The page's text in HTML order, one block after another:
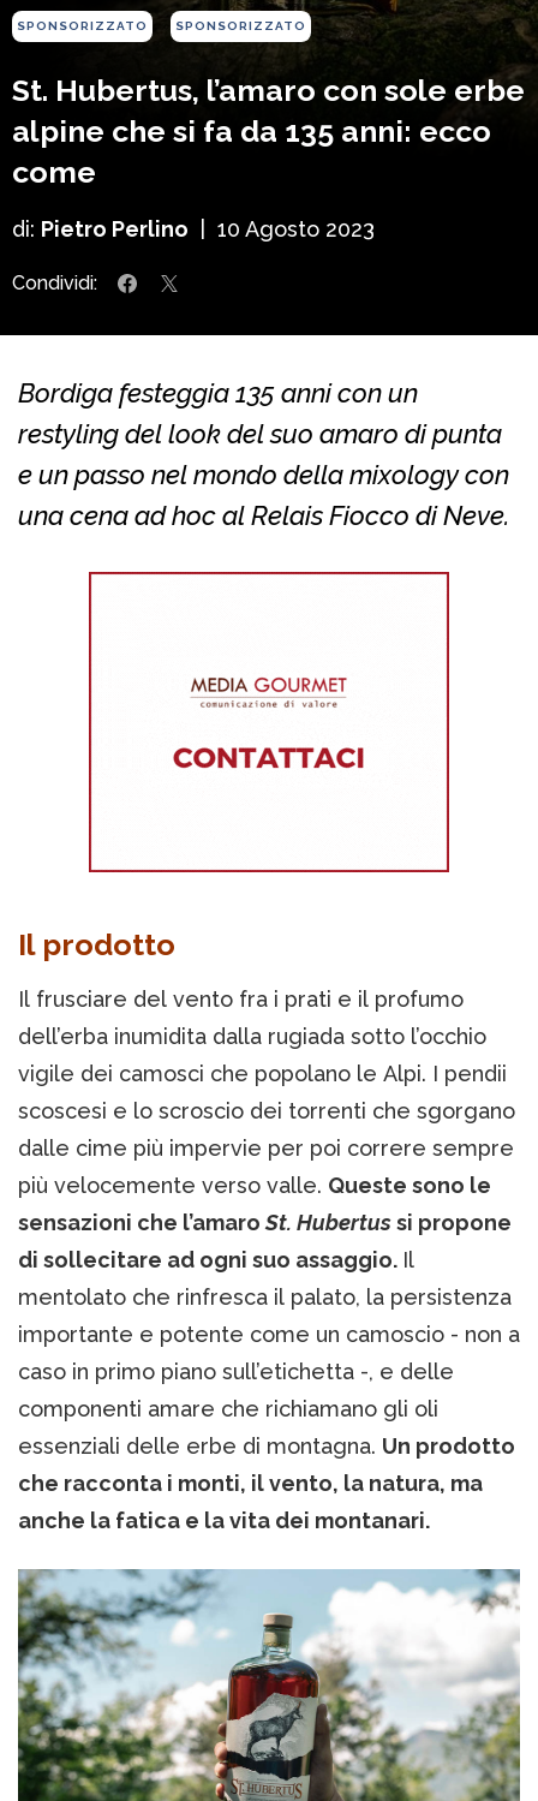
SPONSORIZZATO SPONSORIZZATO
St. Hubertus, l’amaro con sole erbe
alpine che si fa da 135 anni: ecco
come
di: Pietro Perlino 10 Agosto 2023
Condividi:
Bordiga festeggia 135 anni con un
restyling del look del suo amaro di punta
e un passo nel mondo della mixology con
una cena ad hoc al Relais Fiocco di Neve.
Il prodotto
Il frusciare del vento fra i prati e il profumo
dell’erba inumidita dalla rugiada sotto l’occhio
vigile dei camosci che popolano le Alpi. I pendii
scoscesi e lo scroscio dei torrenti che sgorgano
dalle cime più impervie per poi correre sempre
più velocemente verso valle. Queste sono le
sensazioni che l’amaroSt. Hubertussi propone
di sollecitare ad ogni suo assaggio. Il
mentolato che rinfresca il palato, la persistenza
importante e potente come un camoscio - non a
caso in primo piano sull’etichetta -, e delle
componenti amare che richiamano gli oli
essenziali delle erbe di montagna. Un prodotto
che racconta i monti, il vento, la natura, ma
anche la fatica e la vita dei montanari.